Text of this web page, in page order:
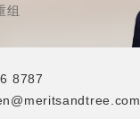
组
8787